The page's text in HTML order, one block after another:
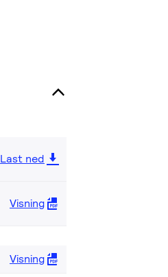
Last ned
Visning
Visning